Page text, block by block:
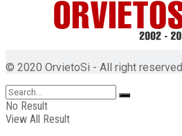
© 2020 OrvietoSi - All right reserved
No Result
View All Result